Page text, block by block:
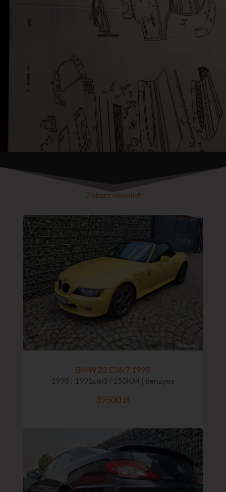
Zobacz również
BMW Z3 E36/7 1999
1999 | 1991cm3 | 150KM | benzyna
39500 zł